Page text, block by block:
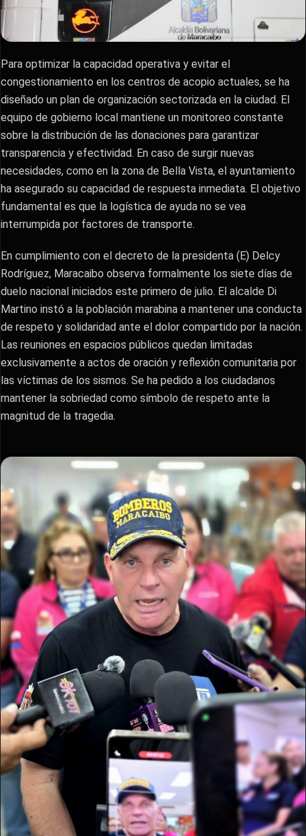
Para optimizar la capacidad operativa y evitar el
congestionamiento en los centros de acopio actuales, se ha
diseñado un plan de organización sectorizada en la ciudad. El
equipo de gobierno local mantiene un monitoreo constante
sobre la distribución de las donaciones para garantizar
transparencia y efectividad. En caso de surgir nuevas
necesidades, como en la zona de Bella Vista, el ayuntamiento
ha asegurado su capacidad de respuesta inmediata. El objetivo
fundamental es que la logística de ayuda no se vea
interrumpida por factores de transporte.
​En cumplimiento con el decreto de la presidenta (E) Delcy
Rodríguez, Maracaibo observa formalmente los siete días de
duelo nacional iniciados este primero de julio. El alcalde Di
Martino instó a la población marabina a mantener una conducta
de respeto y solidaridad ante el dolor compartido por la nación.
Las reuniones en espacios públicos quedan limitadas
exclusivamente a actos de oración y reflexión comunitaria por
las víctimas de los sismos. Se ha pedido a los ciudadanos
mantener la sobriedad como símbolo de respeto ante la
magnitud de la tragedia.